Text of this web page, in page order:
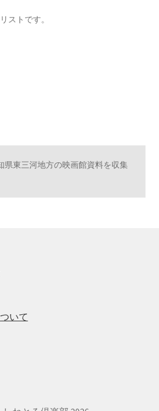
ストです。
県東三河地方の映画館資料を収集
いて